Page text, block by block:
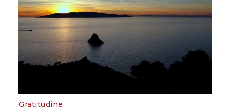
Gratitudine